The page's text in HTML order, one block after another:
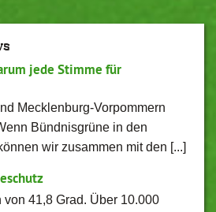
jede Stimme für
Mecklenburg-Vorpommern
Bündnisgrüne in den
wir zusammen mit den [...]
von 41,8 Grad. Über 10.000